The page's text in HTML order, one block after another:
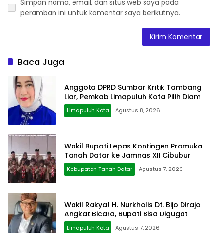
Simpan nama, email, dan situs web saya pada
peramban ini untuk komentar saya berikutnya.
Baca Juga
Anggota DPRD Sumbar Kritik Tambang
Liar, Pemkab Limapuluh Kota Pilih Diam
Limapuluh Kota Agustus 8, 2026
Wakil Bupati Lepas Kontingen Pramuka
Tanah Datar ke Jamnas XII Cibubur
Kabupaten Tanah Datar Agustus 7, 2026
Wakil Rakyat H. Nurkholis Dt. Bijo Dirajo
Angkat Bicara, Bupati Bisa Digugat
Limapuluh Kota Agustus 7, 2026